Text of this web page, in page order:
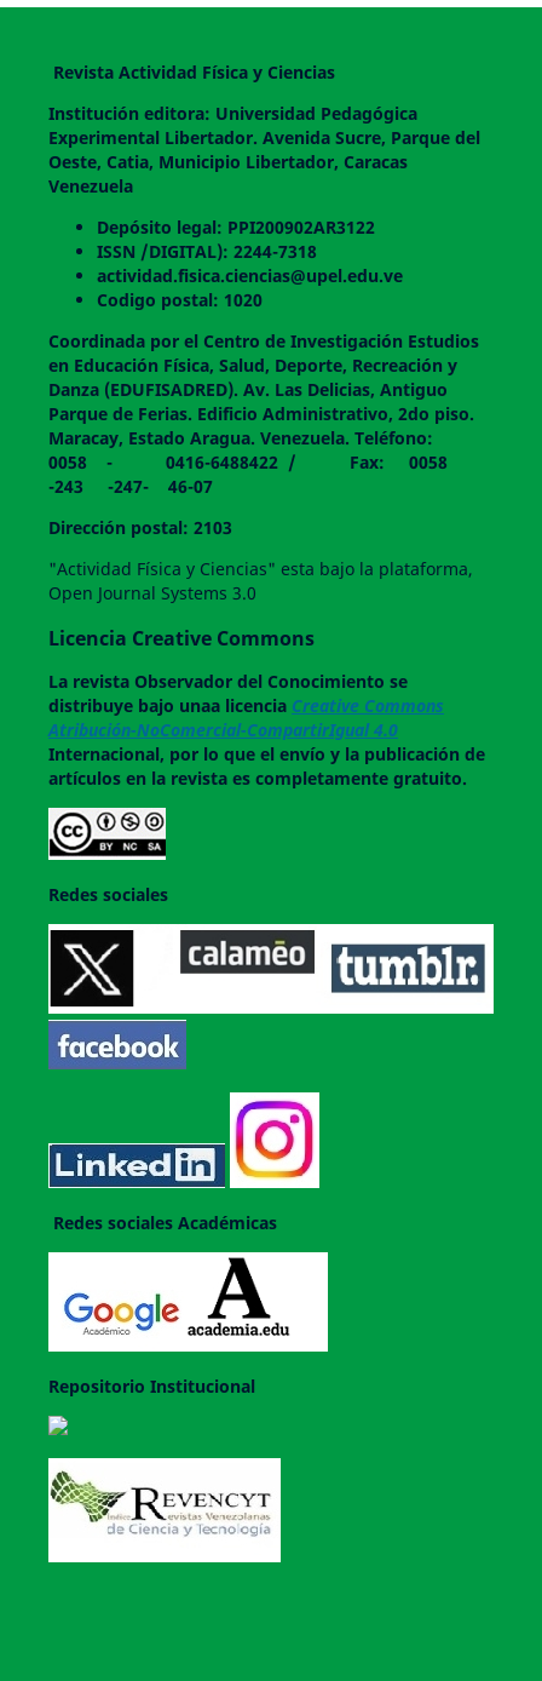
Revista Actividad Física y Ciencias
Institución editora: Universidad Pedagógica
Experimental Libertador. Avenida Sucre, Parque del
Oeste, Catia, Municipio Libertador, Caracas
Venezuela
Depósito legal: PPI200902AR3122
ISSN /DIGITAL): 2244-7318
actividad.fisica.ciencias@upel.edu.ve
Codigo postal: 1020
Coordinada por el Centro de Investigación Estudios
en Educación Física, Salud, Deporte, Recreación y
Danza (EDUFISADRED). Av. Las Delicias, Antiguo
Parque de Ferias. Edificio Administrativo, 2do piso.
Maracay, Estado Aragua. Venezuela. Teléfono:
0058 - 0416-6488422 / Fax: 0058
-243 -247- 46-07
Dirección postal: 2103
"Actividad Física y Ciencias" esta bajo la plataforma,
Open Journal Systems 3.0
Licencia Creative Commons
La revistaObservador del Conocimiento se
distribuye bajo unaa licencia Creative Commons
Atribución-NoComercial-CompartirIgual 4.0
Internacional, por lo que el envío y la publicación de
artículos en la revista es completamente gratuito.
Redes sociales
Redes sociales Académicas
Repositorio Institucional